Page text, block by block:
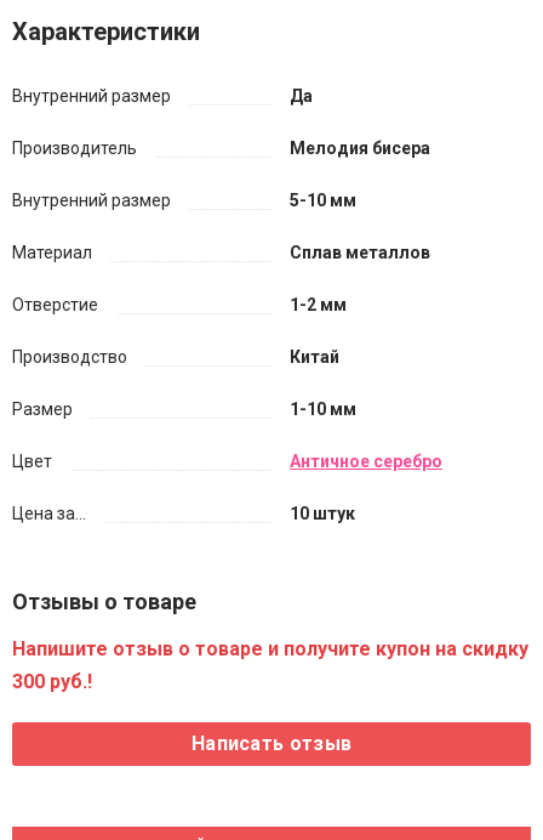
Характеристики
Внутренний размер Да
Производитель Мелодия бисера
Внутренний размер 5-10 мм
Материал Сплав металлов
Отверстие 1-2 мм
Производство Китай
Размер 1-10 мм
Цвет Античное серебро
Цена за... 10 штук
Отзывы о товаре
Напишите отзыв о товаре и получите купон на скидку
300 руб.!